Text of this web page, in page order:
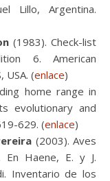
Lillo, Argentina.
(1983). Check-list
6. American
USA. (enlace)
home range in
evolutionary and
629. (enlace)
(2003). Aves
En Haene, E. y J.
Inventario de los